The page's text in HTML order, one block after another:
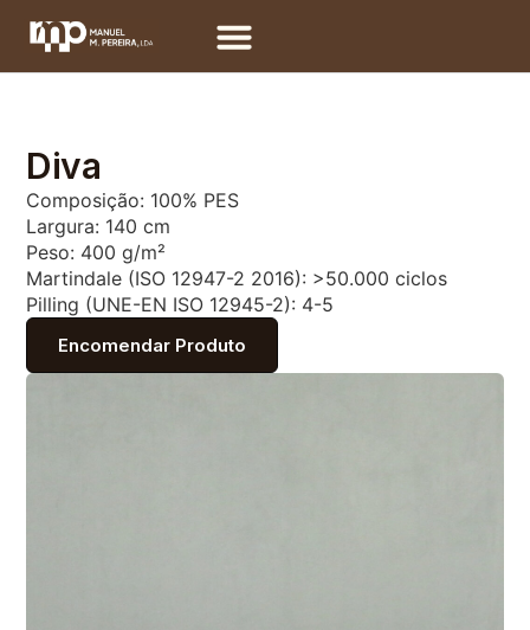
Diva
Composição: 100% PES
Largura: 140 cm
Peso: 400 g/m²
Martindale (ISO 12947-2 2016): >50.000 ciclos
Pilling (UNE-EN ISO 12945-2): 4-5
Encomendar Produto